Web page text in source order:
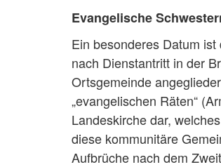
Evangelische
Ein besonderes Datum
nach Dienstantritt in der
Ortsgemeinde
„evangelischen Räten“
Landeskirche dar,
diese kommunitäre
Aufbrüche nach dem